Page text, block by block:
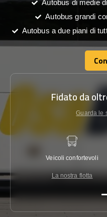
Autobus di medie
Autobus grandi
Autobus a due piani di
Fidato da
Guarda le
Veicoli confortevoli
La nostra flotta